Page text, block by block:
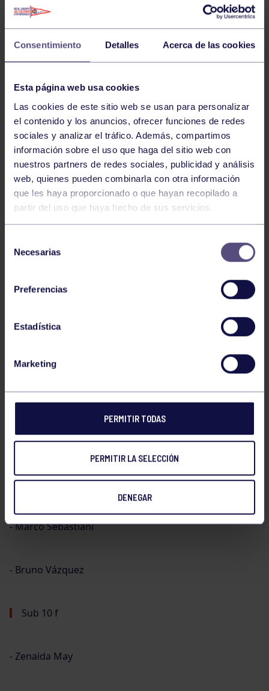
Consentimiento Detalles Acerca de las cookies
Esta página web usa cookies
Las cookies de este sitio web se usan para personalizar
el contenido y los anuncios, ofrecer funciones de redes
sociales y analizar el tráfico. Además, compartimos
información sobre el uso que haga del sitio web con
nuestros partners de redes sociales, publicidad y análisis
web, quienes pueden combinarla con otra información
que les haya proporcionado o que hayan recopilado a
partir del uso que haya hecho de sus servicios.
Necesarias
Preferencias
Estadística
Marketing
PERMITIR TODAS
PERMITIR LA SELECCIÓN
DENEGAR
Sub 8 f
⁃ Claudia Villaverde
⁃ Ana alonso
Cons
⁃ illan garcia
⁃ Jaime martinez
Cons
⁃ Marco Sebastiani
⁃ Bruno Vázquez
Sub 10 f
⁃ Zenaida May